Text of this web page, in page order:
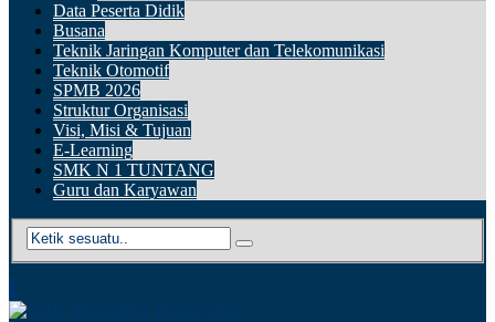
Data Peserta Didik
Busana
Teknik Jaringan Komputer dan Telekomunikasi
Teknik Otomotif
SPMB 2026
Struktur Organisasi
Visi, Misi & Tujuan
E-Learning
SMK N 1 TUNTANG
Guru dan Karyawan